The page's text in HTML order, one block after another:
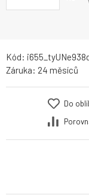
Kód:
Záruka: 24 měsíců
Do